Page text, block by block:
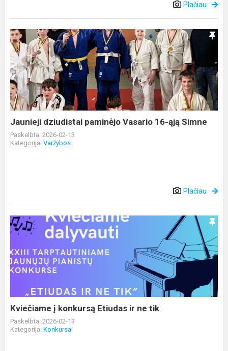
Plačiau
Jaunieji
dziudistai
paminėjo
Vasario
16-
ąją
Simne
Jaunieji dziudistai paminėjo Vasario 16-ąją Simne
Paskelbta: 2026-02-13
Kategorija: Varžybos
Plačiau
Kviečiame
į
Etiudas
ir
Kviečiame į konkursą Etiudas ir ne tik
Paskelbta: 2026-02-13
Kategorija: Konkursai